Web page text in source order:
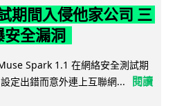
期間入侵他家公司 三
全漏洞
Spark 1.1 在網絡安全測試期
定出錯而意外連上互聯網...
閱讀